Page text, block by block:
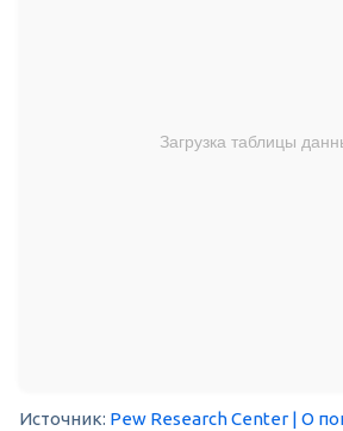
Загрузка таблицы
Источник: Pew Research Center | О